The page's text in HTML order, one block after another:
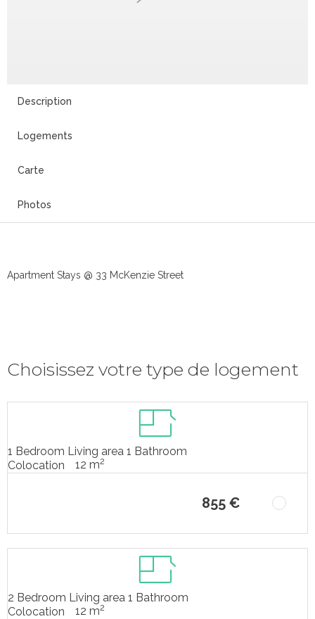
Description
Logements
Carte
Photos
Apartment Stays @ 33 McKenzie Street
Choisissez votre type de logement
1 Bedroom Living area 1 Bathroom
Colocation
12 m2
855 €
2 Bedroom Living area 1 Bathroom
Colocation
12 m2